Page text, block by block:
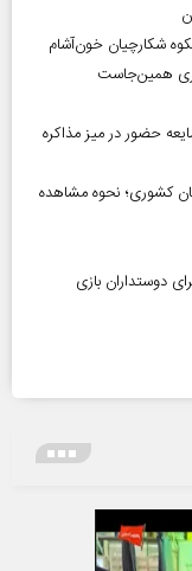
همین‌جاست
حضور در میز مذاکره
بازنشستگان کشوری؛ نحوه مشاهده